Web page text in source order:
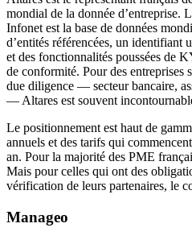
mondial de la donnée d’entreprise.
Infonet est la base de données
d’entités référencées, un
et des fonctionnalités poussées de
de conformité. Pour des entreprises
due diligence — secteur bancaire,
— Altares est souvent
Le positionnement est haut de
annuels et des tarifs qui
an. Pour la majorité des PME
Mais pour celles qui ont des
vérification de leurs partenaires, le
Manageo